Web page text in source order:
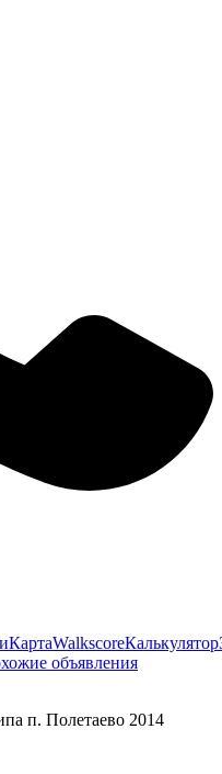
КартаWalkscoreКалькулятор
объявления
п. Полетаево 2014